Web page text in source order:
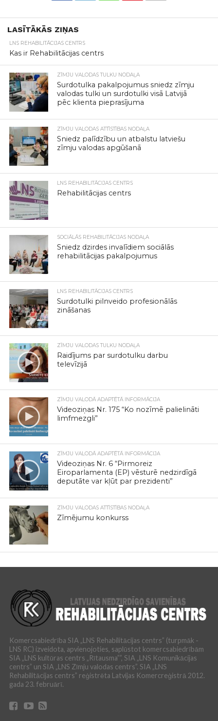
LASĪTĀKĀS ZIŅAS
LNS REHABILITĀCIJAS CENTRS
Kas ir Rehabilitācijas centrs
ZĪMJU VALODAS TULKU NODAĻA
Surdotulka pakalpojumus sniedz zīmju
valodas tulki un surdotulki visā Latvijā
pēc klienta pieprasījuma
ZĪMJU VALODAS ATTĪSTĪBAS NODAĻA
Sniedz palīdzību un atbalstu latviešu
zīmju valodas apgūšanā
LNS REHABILITĀCIJAS CENTRS
Rehabilitācijas centrs
SOCIĀLĀS REHABILITĀCIJAS NODAĻA
Sniedz dzirdes invalīdiem sociālās
rehabilitācijas pakalpojumus
LNS REHABILITĀCIJAS CENTRS
Surdotulki pilnveido profesionālās
zināšanas
ZĪMJU VALODAS TULKU NODAĻA
Raidījums par surdotulku darbu
televīzijā
ZĪMJU VALODĀ ADAPTĒTĀ INFORMĀCIJA
Videoziņas Nr. 175 “Ko nozīmē palielināti
limfmezgli”
ZĪMJU VALODĀ ADAPTĒTĀ INFORMĀCIJA
Videoziņas Nr. 6 “Pirmoreiz
Eiroparlamenta (EP) vēsturē nedzirdīgā
deputāte var kļūt par prezidenti”
ZĪMJU VALODAS ATTĪSTĪBAS NODAĻA
Zīmējumu konkurss
Komercsabiedrība SIA „LNS Rehabilitācijas centrs” (turpmāk -
LNS RC) izveidota, apvienojoties, saplūstot komercsabiedrībām
SIA „LNS kultūras centrs „Rītausma””, SIA „LNS Komunikācijas
centrs” un SIA „LNS Zīmju valodas centrs”. SIA „LNS
Rehabilitācijas centrs” reģistrēta Latvijas Komercreģistrā 2012.
gada 23. februārī.